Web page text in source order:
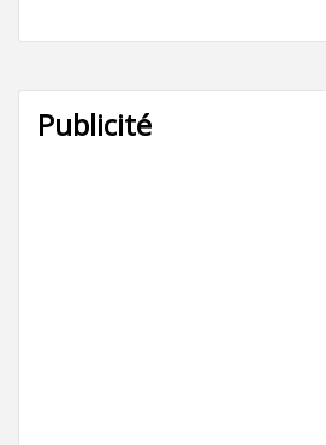
Publicité